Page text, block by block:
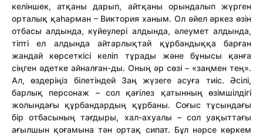
келіншек, атқаны дарып, айтқаны орындалып жүрген
орталық қаһарман – Виктория ханым. Ол әйел әркез өзін
отбасы алдында, күйеулері алдында, әлеумет алдында,
тіпті ел алдында айтарлықтай құрбандыққа барған
жандай көрсеткісі келіп тұрады және бұнысы қанға
сіңген әдетке айналған-ды. Оның әр сөзі – «заңмен тең».
Ал, өздеріңіз білетіндей Заң жүзеге асуға тиіс. Әсілі,
барлық персонаж – сол қағілез қатынның өзімшілдігі
жолындағы құрбандардың құрбаны. Соғыс тұсындағы
бір отбасының тағдыры, хал-ахуалы – сол уақыттағы
ағылшын қоғамына тән ортақ сипат. Бұл нәрсе көркем